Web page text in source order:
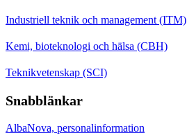
Industriell teknik och management (ITM)
Kemi, bioteknologi och hälsa (CBH)
Teknikvetenskap (SCI)
Snabblänkar
AlbaNova, personalinformation